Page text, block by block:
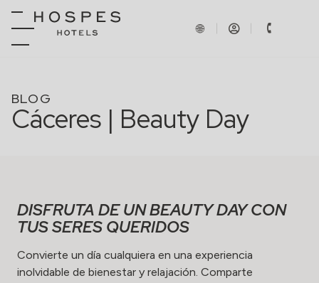
BLOG
Cáceres | Beauty Day
DISFRUTA DE UN BEAUTY DAY CON
TUS SERES QUERIDOS
Convierte un día cualquiera en una experiencia
inolvidable de bienestar y relajación. Comparte